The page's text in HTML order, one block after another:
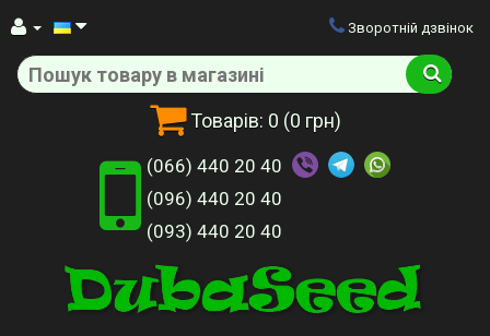
Товарів: 0 (0 грн)
Зворотній дзвінок
(066) 440 20 40
(096) 440 20 40
(093) 440 20 40